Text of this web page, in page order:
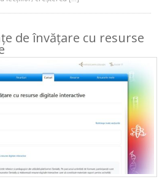
de învățare cu resurse